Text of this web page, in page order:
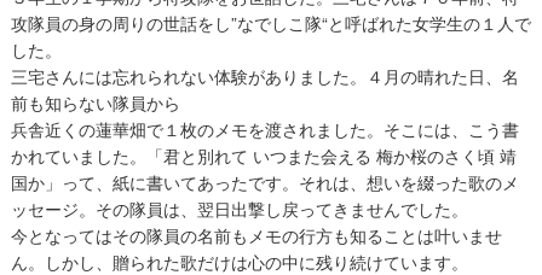
攻隊員の身の周りの世話をし”なでしこ隊“と呼ばれた女学生の１人で
した。
三宅さんには忘れられない体験がありました。４月の晴れた日、名
前も知らない隊員から
兵舎近くの蓮華畑で１枚のメモを渡されました。そこには、こう書
かれていました。「君と別れて いつまた会える 梅か桜のさく頃 靖
国か」って、紙に書いてあったです。それは、想いを綴った歌のメ
ッセージ。その隊員は、翌日出撃し戻ってきませんでした。
今となってはその隊員の名前もメモの行方も知ることは叶いませ
ん。しかし、贈られた歌だけは心の中に残り続けています。